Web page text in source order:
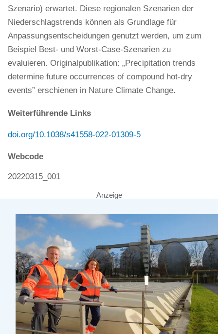
Szenario) erwartet. Diese regionalen Szenarien der
Niederschlagstrends können als Grundlage für
Anpassungsentscheidungen genutzt werden, um zum
Beispiel Best- und Worst-Case-Szenarien zu
evaluieren. Originalpublikation: „Precipitation trends
determine future occurrences of compound hot-dry
events” erschienen in Nature Climate Change.
Weiterführende Links
doi.org/10.1038/s41558-022-01309-5
Webcode
20220315_001
Anzeige